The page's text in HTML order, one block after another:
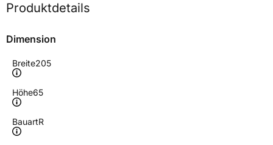
Produktdetails
Dimension
Breite205
Höhe65
BauartR